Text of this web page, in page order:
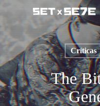
to
main
content
Críticas
The